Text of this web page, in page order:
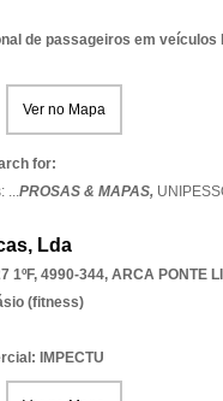
de passageiros em veículos
Ver no Mapa
for:
...PROSAS & MAPAS,
Lda
1ºF, 4990-344, ARCA PONTE
(fitness)
IMPECTU